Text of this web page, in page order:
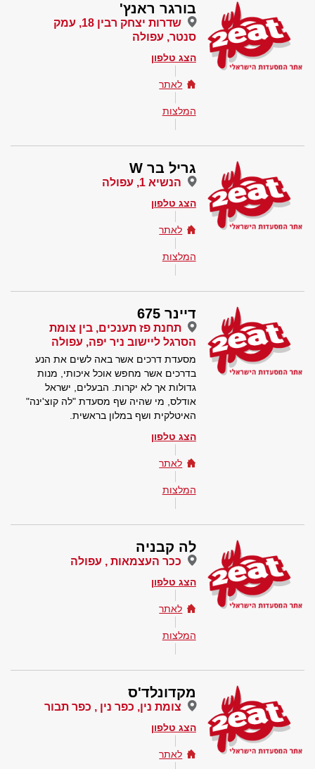
בורגר ראנץ'
שדרות יצחק רבין 18, עמק
סנטר, עפולה
הצג טלפון
לאתר
המלצות
גריל בר W
הנשיא 1, עפולה
הצג טלפון
לאתר
המלצות
דיינר 675
תחנת פז תענכים, בין צומת
הסרגל ליישוב ניר יפה, עפולה
מסעדת דרכים אשר באה לשים את הנע
בדרכים אשר מחפש אוכל איכותי, מנות
גדולות אך לא יקרות. הבעלים, ישראל
אודלס, מי שהיה שף מסעדת "לה קוצ'ינה"
האיטלקית ושף במלון בראשית.
הצג טלפון
לאתר
המלצות
לה קבניה
ככר העצמאות , עפולה
הצג טלפון
לאתר
המלצות
מקדונלד'ס
צומת נין, כפר נין , כפר תבור
הצג טלפון
לאתר